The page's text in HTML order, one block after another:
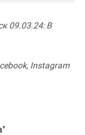
09.03.24: В
Instagram